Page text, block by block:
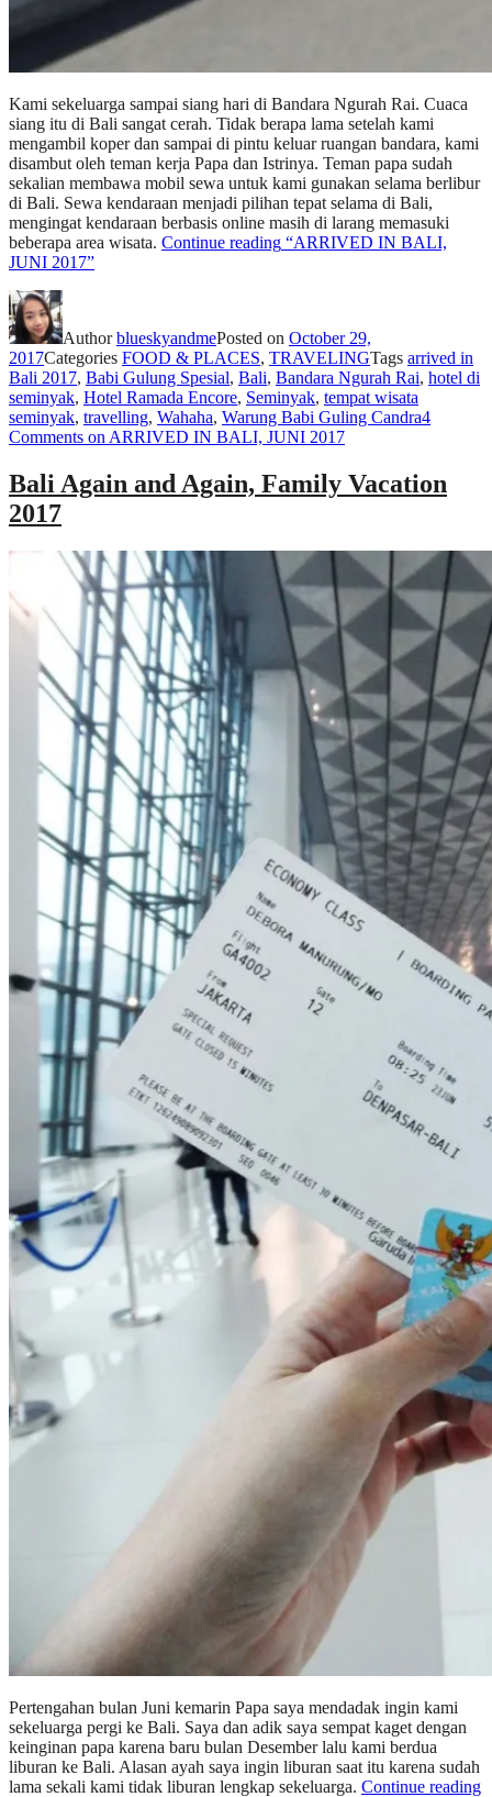
Kami sekeluarga sampai siang hari di Bandara Ngurah Rai. Cuaca
siang itu di Bali sangat cerah. Tidak berapa lama setelah kami
mengambil koper dan sampai di pintu keluar ruangan bandara, kami
disambut oleh teman kerja Papa dan Istrinya. Teman papa sudah
sekalian membawa mobil sewa untuk kami gunakan selama berlibur
di Bali. Sewa kendaraan menjadi pilihan tepat selama di Bali,
mengingat kendaraan berbasis online masih di larang memasuki
beberapa area wisata. Continue reading “ARRIVED IN BALI,
JUNI 2017”
AuthorblueskyandmePosted on October 29,
2017Categories FOOD & PLACES, TRAVELINGTags arrived in
Bali 2017, Babi Gulung Spesial, Bali, Bandara Ngurah Rai, hotel di
seminyak, Hotel Ramada Encore, Seminyak, tempat wisata
seminyak, travelling, Wahaha, Warung Babi Guling Candra4
Comments on ARRIVED IN BALI, JUNI 2017
Bali Again and Again, Family Vacation
2017
Pertengahan bulan Juni kemarin Papa saya mendadak ingin kami
sekeluarga pergi ke Bali. Saya dan adik saya sempat kaget dengan
keinginan papa karena baru bulan Desember lalu kami berdua
liburan ke Bali. Alasan ayah saya ingin liburan saat itu karena sudah
lama sekali kami tidak liburan lengkap sekeluarga. Continue reading